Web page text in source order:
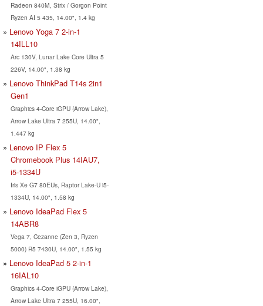
Radeon 840M, Strix / Gorgon Point
Ryzen AI 5 435, 14.00", 1.4 kg
Lenovo Yoga 7 2-in-1
14ILL10
Arc 130V, Lunar Lake Core Ultra 5
226V, 14.00", 1.38 kg
Lenovo ThinkPad T14s 2in1
Gen1
Graphics 4-Core iGPU (Arrow Lake),
Arrow Lake Ultra 7 255U, 14.00",
1.447 kg
Lenovo IP Flex 5
Chromebook Plus 14IAU7,
i5-1334U
Iris Xe G7 80EUs, Raptor Lake-U i5-
1334U, 14.00", 1.58 kg
Lenovo IdeaPad Flex 5
14ABR8
Vega 7, Cezanne (Zen 3, Ryzen
5000) R5 7430U, 14.00", 1.55 kg
Lenovo IdeaPad 5 2-in-1
16IAL10
Graphics 4-Core iGPU (Arrow Lake),
Arrow Lake Ultra 7 255U, 16.00",